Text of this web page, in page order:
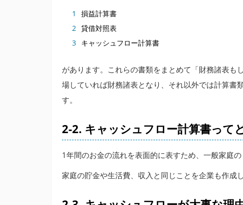
損益計算書
貸借対照表
キャッシュフロー計算書
があります。これらの書類をまとめて「財務諸表
場していれば財務諸表となり、それ以外では計算書
す。
2-2. キャッシュフロー計算書って
1年間のお金の流れを表面的に表すため、一般家庭
家庭の貯金や生活費、収入と同じことを企業も作成